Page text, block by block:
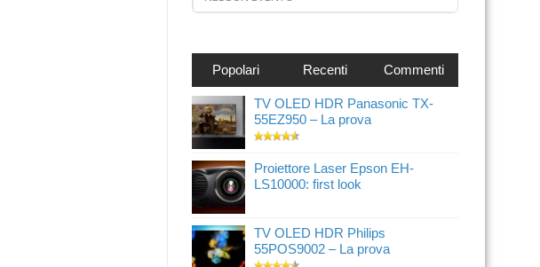
Popolari Recenti Commenti
TV OLED HDR Panasonic TX-
55EZ950 – La prova
Proiettore Laser Epson EH-
LS10000: first look
TV OLED HDR Philips
55POS9002 – La prova